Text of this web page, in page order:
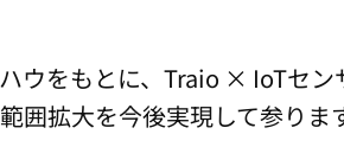
ウをもとに、Traio × IoTセ
囲拡大を今後実現して参ります